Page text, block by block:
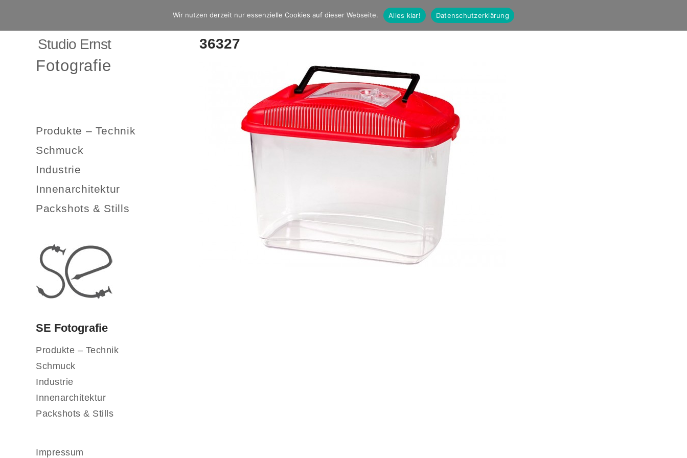
Studio Ernst
Fotografie
Produkte – Technik
Schmuck
Industrie
Innenarchitektur
Packshots & Stills
SE Fotografie
Produkte – Technik
Schmuck
Industrie
Innenarchitektur
Packshots & Stills
Impressum
36327
Wir nutzen derzeit nur essenzielle Cookies auf dieser Webseite. Alles klar! Datenschutzerklärung